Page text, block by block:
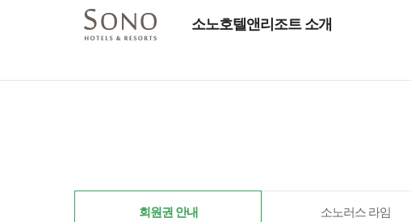
소노호텔앤리조트 소개
회원권 안내 소노러스 라임